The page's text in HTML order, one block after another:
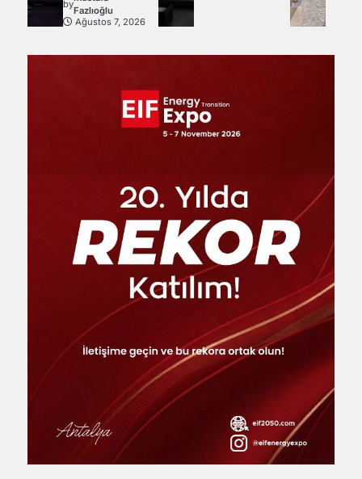
by
Fazlıoğlu
Ağustos 7, 2026